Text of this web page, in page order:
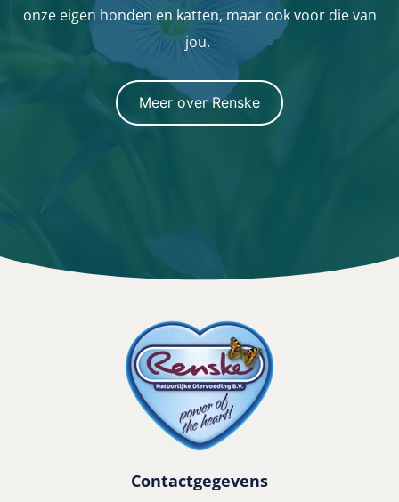
onze eigen honden en katten, maar ook voor die van
jou.
Meer over Renske
Contactgegevens